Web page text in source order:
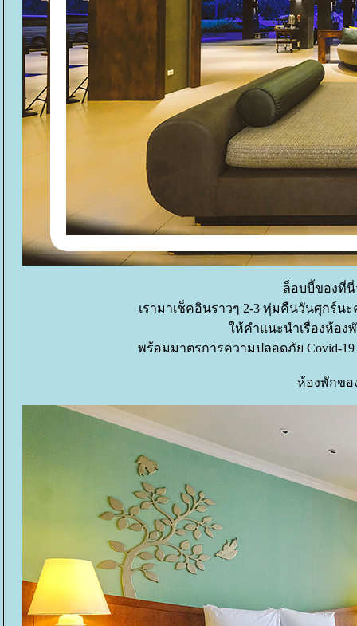
ล็อบบี้ของที่นี่
เรามาเช็คอินราวๆ 2-3 ทุ่มคืนวันศุกร์
ห้คำแนะนำเรื่องห้องพั
พร้อมมาตรการความปลอดภัย Covid-
ห้องพักขอ